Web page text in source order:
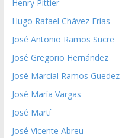
Henry Pittier
Hugo Rafael Chávez Frías
José Antonio Ramos Sucre
José Gregorio Hernández
José Marcial Ramos Guedez
José María Vargas
José Martí
José Vicente Abreu